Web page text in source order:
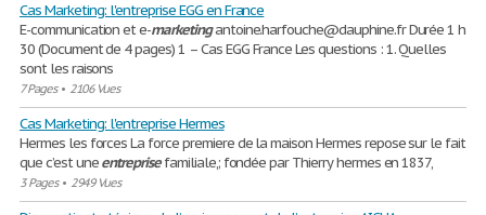
Cas Marketing: l'entreprise EGG en France
E-communication et e-marketingantoine.harfouche@dauphine.fr Durée 1 h
30 (Document de 4 pages) 1 – Cas EGG France Les questions : 1. Quelles
sont les raisons
7 Pages• 2106 Vues
Cas Marketing: l'entreprise Hermes
Hermes les forces La force premiere de la maison Hermes repose sur le fait
que c’est uneentreprisefamiliale,; fondée par Thierry hermes en 1837,
3 Pages• 2949 Vues